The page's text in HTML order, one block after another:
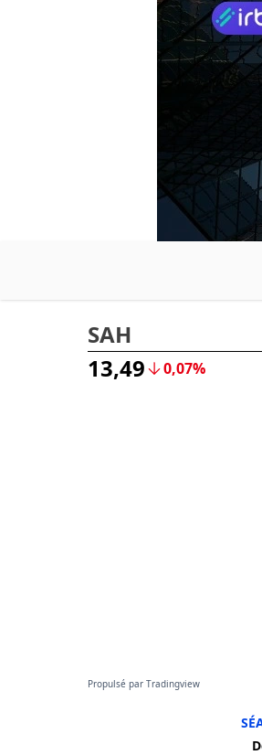
SAH
13,49
0,07%
Propulsé par Tradingview